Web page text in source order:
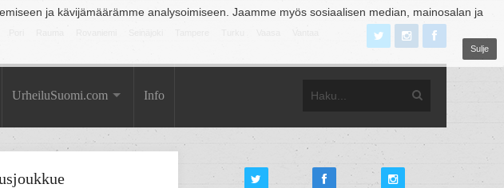
ja kävijämäärämme analysoimiseen. Jaamme myös sosiaalisen median, mainosalan ja
Sulje
UrheiluSuomi.com Info